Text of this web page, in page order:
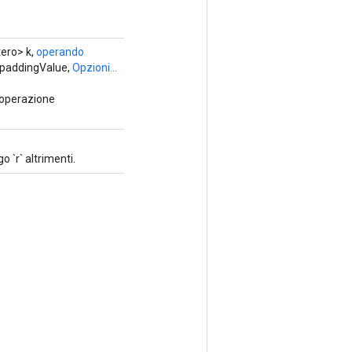
k, operando
Opzioni...
`r` altrimenti.